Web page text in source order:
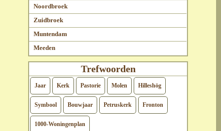
Noordbroek
Zuidbroek
Muntendam
Meeden
Trefwoorden
Jaar Kerk Pastorie Molen Hilleshög
Symbool Bouwjaar Petruskerk Fronton
1000-Woningenplan